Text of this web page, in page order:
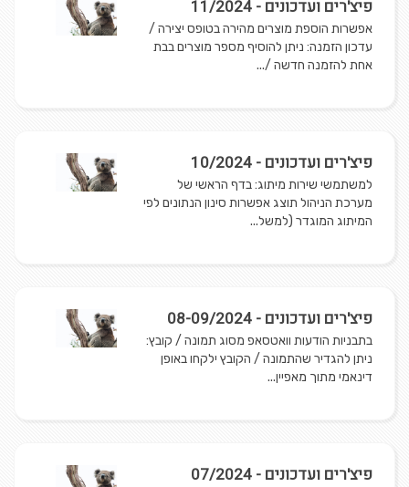
פיצ'רים ועדכונים - 11/2024
אפשרות הוספת מוצרים מהירה בטופס יצירה /
עדכון הזמנה: ניתן להוסיף מספר מוצרים בבת
אחת להזמנה חדשה /...
פיצ'רים ועדכונים - 10/2024
למשתמשי שירות מיתוג: בדף הראשי של
מערכת הניהול תוצג אפשרות סינון הנתונים לפי
המיתוג המוגדר (למשל...
פיצ'רים ועדכונים - 08-09/2024
בתבניות הודעות וואטסאפ מסוג תמונה / קובץ:
ניתן להגדיר שהתמונה / הקובץ ילקחו באופן
דינאמי מתוך מאפיין...
פיצ'רים ועדכונים - 07/2024